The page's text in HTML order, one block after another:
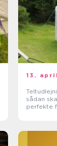
13.
sådan
perfekte